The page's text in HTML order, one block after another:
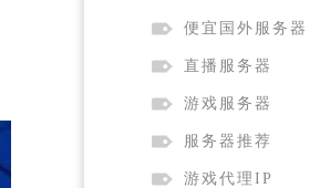
便宜国外服务器
直播服务器
游戏服务器
服务器推荐
游戏代理IP